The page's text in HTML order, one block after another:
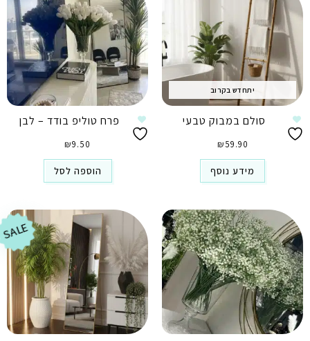
פרח טוליפ בודד – לבן
₪9.50
הוספה לסל
יתחדש בקרוב
סולם במבוק טבעי
₪59.90
מידע נוסף
SALE